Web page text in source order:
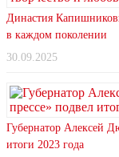
Династия
в каждом поколении
30.09.2025
Губернатор Алексей
итоги 2023 года